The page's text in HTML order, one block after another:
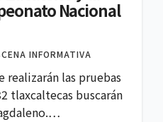
Nacional
INFORMATIVA
realizarán las pruebas
tlaxcaltecas buscarán